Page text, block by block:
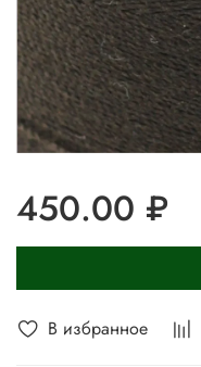
В избранное
450.00 ₽